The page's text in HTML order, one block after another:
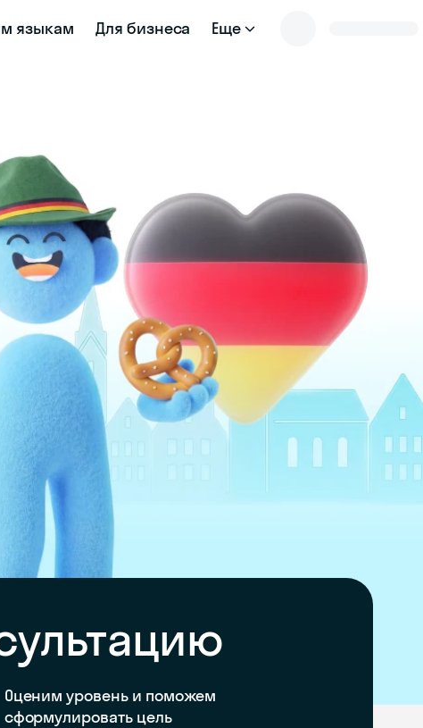
языкам Для бизнеса Еще
Оценим уровень и поможем
сформулировать цель